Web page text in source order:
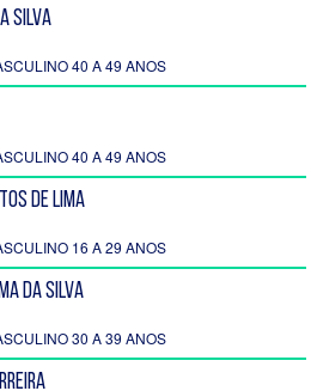
SILVA
40 A 49 ANOS
40 A 49 ANOS
DE LIMA
16 A 29 ANOS
DA SILVA
30 A 39 ANOS